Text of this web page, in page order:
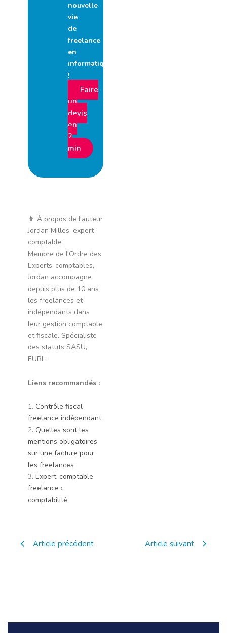
nouvelle
vie
de
freelance
en
informatique
!
Faire
un
devis
en
2
min
👨 À propos de l'auteur
Jordan Milles, expert-
comptable
Membre de l'Ordre des
Experts-comptables,
Jordan accompagne
depuis plus de 10 ans
les freelances et
indépendants dans
leur gestion comptable
et fiscale. Spécialiste
des statuts SASU,
EURL.
Liens recommandés :
1. Contrôle fiscal
freelance indépendant
2. Quelles sont les
mentions obligatoires
sur une facture pour
les freelances
3. Expert-comptable
freelance :
comptabilité
Article précédent Article suivant